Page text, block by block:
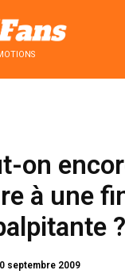
on
à une
septembre 2009